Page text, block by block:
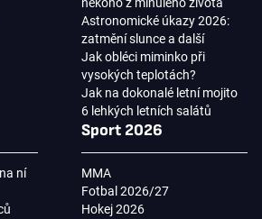
Astronomické úkazy 2026:
zatmění slunce a další
Jak obléci miminko při
vysokých teplotách?
Jak na dokonalé letní mojito
6 lehkých letních salátů
ní
Sport 2026
MMA
Fotbal 2026/27
Hokej 2026